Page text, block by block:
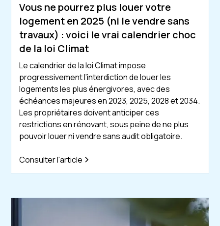
Vous ne pourrez plus louer votre
logement en 2025 (ni le vendre sans
travaux) : voici le vrai calendrier choc
de la loi Climat
Le calendrier de la loi Climat impose
progressivement l’interdiction de louer les
logements les plus énergivores, avec des
échéances majeures en 2023, 2025, 2028 et 2034.
Les propriétaires doivent anticiper ces
restrictions en rénovant, sous peine de ne plus
pouvoir louer ni vendre sans audit obligatoire.
Consulter l'article